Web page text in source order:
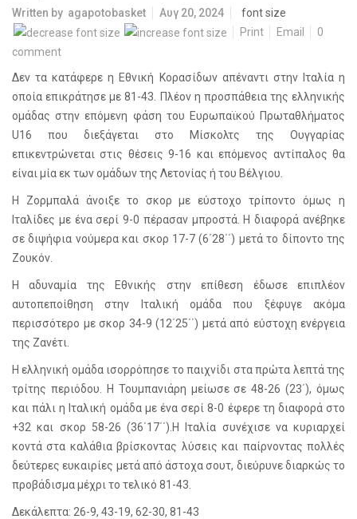
Written by agapotobasket Αυγ 20, 2024
font size
Print
Email
0
comment
Δεν τα κατάφερε η Εθνική Κορασίδων απέναντι στην Ιταλία η
οποία επικράτησε με 81-43. Πλέον η προσπάθεια της ελληνικής
ομάδας στην επόμενη φάση του Ευρωπαϊκού Πρωταθλήματος
U16 που διεξάγεται στο Μίσκολτς της Ουγγαρίας
επικεντρώνεται στις θέσεις 9-16 και επόμενος αντίπαλος θα
είναι μία εκ των ομάδων της Λετονίας ή του Βέλγιου.
Η Ζορμπαλά άνοιξε το σκορ με εύστοχο τρίποντο όμως η
Ιταλίδες με ένα σερί 9-0 πέρασαν μπροστά. Η διαφορά ανέβηκε
σε διψήφια νούμερα και σκορ 17-7 (6΄28΄΄) μετά το δίποντο της
Ζουκόν.
Η αδυναμία της Εθνικής στην επίθεση έδωσε επιπλέον
αυτοπεποίθηση στην Ιταλική ομάδα που ξέφυγε ακόμα
περισσότερο με σκορ 34-9 (12΄25΄΄) μετά από εύστοχη ενέργεια
της Ζανέτι.
Η ελληνική ομάδα ισορρόπησε το παιχνίδι στα πρώτα λεπτά της
τρίτης περιόδου. Η Τουμπανιάρη μείωσε σε 48-26 (23΄), όμως
και πάλι η Ιταλική ομάδα με ένα σερί 8-0 έφερε τη διαφορά στο
+32 και σκορ 58-26 (36΄17΄΄).Η Ιταλία συνέχισε να κυριαρχεί
κοντά στα καλάθια βρίσκοντας λύσεις και παίρνοντας πολλές
δεύτερες ευκαιρίες μετά από άστοχα σουτ, διεύρυνε διαρκώς το
προβάδισμα μέχρι το τελικό 81-43.
Δεκάλεπτα: 26-9, 43-19, 62-30, 81-43